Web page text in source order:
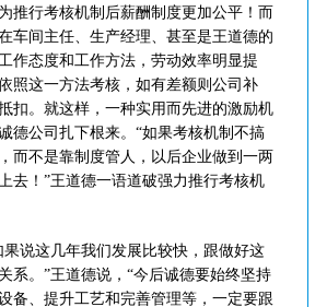
推行考核机制后薪酬制度更加公平！而
车间主任、生产经理、甚至是王道德的
作态度和工作方法，劳动效率明显提
照这一方法考核，如有差额则公司补
扣。就这样，一种实用而先进的激励机
德公司扎下根来。“如果考核机制不搞
而不是靠制度管人，以后企业做到一两
去！”王道德一语道破强力推行考核机
果说这几年我们发展比较快，跟做好这
系。”王道德说，“今后诚德要始终坚持
备、提升工艺和完善管理等，一定要跟